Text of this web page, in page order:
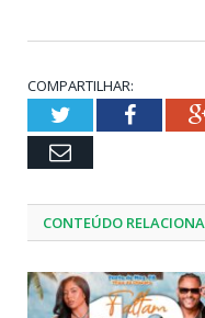
COMPARTILHAR:
Twitter
Email
CONTEÚDO